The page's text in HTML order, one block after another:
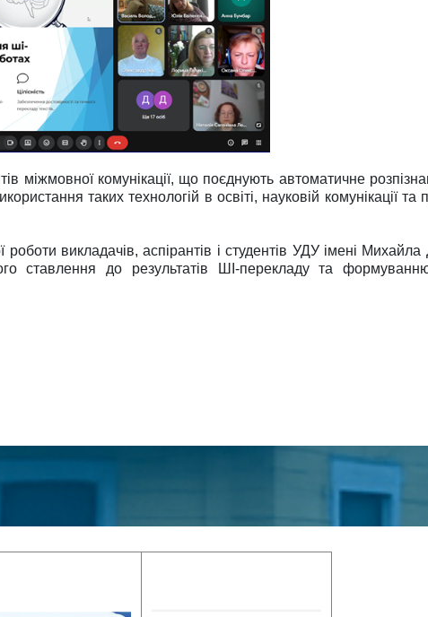
міжмовної комунікації, що поєднують автоматичне
таких технологій в освіті, науковій комунікації та
викладачів, аспірантів і студентів УДУ імені
ставлення до результатів ШІ-перекладу та